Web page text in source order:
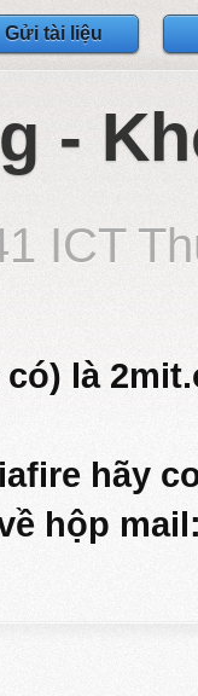
Gửi tài liệu
-
ICT
có) là
hãy
hộp